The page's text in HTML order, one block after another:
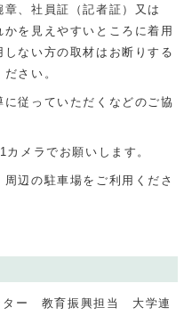
、社員証（記者証）又は
かを見えやすいところに着用
ない方の取材はお断りする
さい。
従っていただくなどのご協
メラでお願いします。
辺の駐車場をご利用くださ
ター 教育振興担当 大学連